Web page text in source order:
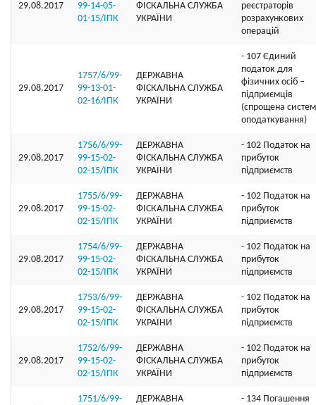
29.08.2017
99-14-05-
01-15/ІПК
ФІСКАЛЬНА СЛУЖБА
УКРАЇНИ
реєстраторів
розрахункових
операцій
29.08.2017
1757/6/99-
99-13-01-
02-16/IПК
ДЕРЖАВНА
ФІСКАЛЬНА СЛУЖБА
УКРАЇНИ
- 107 Єдиний
податок для
фізичних осіб –
підприємців
(спрощена
оподаткування)
29.08.2017
1756/6/99-
99-15-02-
02-15/ІПК
ДЕРЖАВНА
ФІСКАЛЬНА СЛУЖБА
УКРАЇНИ
- 102 Податок на
прибуток
підприємств
29.08.2017
1755/6/99-
99-15-02-
02-15/ІПК
ДЕРЖАВНА
ФІСКАЛЬНА СЛУЖБА
УКРАЇНИ
- 102 Податок на
прибуток
підприємств
29.08.2017
1754/6/99-
99-15-02-
02-15/ІПК
ДЕРЖАВНА
ФІСКАЛЬНА СЛУЖБА
УКРАЇНИ
- 102 Податок на
прибуток
підприємств
29.08.2017
1753/6/99-
99-15-02-
02-15/ІПК
ДЕРЖАВНА
ФІСКАЛЬНА СЛУЖБА
УКРАЇНИ
- 102 Податок на
прибуток
підприємств
29.08.2017
1752/6/99-
99-15-02-
02-15/ІПК
ДЕРЖАВНА
ФІСКАЛЬНА СЛУЖБА
УКРАЇНИ
- 102 Податок на
прибуток
підприємств
1751/6/99-
ДЕРЖАВНА
- 134 Погашення